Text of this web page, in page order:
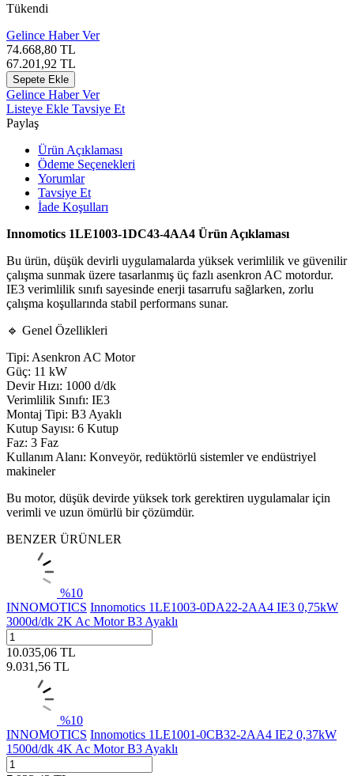
Tükendi
Gelince Haber Ver
74.668,80 TL
67.201,92 TL
Sepete Ekle
Gelince Haber Ver
Listeye Ekle Tavsiye Et
Paylaş
Ürün Açıklaması
Ödeme Seçenekleri
Yorumlar
Tavsiye Et
İade Koşulları
Innomotics 1LE1003-1DC43-4AA4 Ürün Açıklaması
Bu ürün, düşük devirli uygulamalarda yüksek verimlilik ve güvenilir
çalışma sunmak üzere tasarlanmış üç fazlı asenkron AC motordur.
IE3 verimlilik sınıfı sayesinde enerji tasarrufu sağlarken, zorlu
çalışma koşullarında stabil performans sunar.
🔹 Genel Özellikleri
Tipi: Asenkron AC Motor
Güç: 11 kW
Devir Hızı: 1000 d/dk
Verimlilik Sınıfı: IE3
Montaj Tipi: B3 Ayaklı
Kutup Sayısı: 6 Kutup
Faz: 3 Faz
Kullanım Alanı: Konveyör, redüktörlü sistemler ve endüstriyel
makineler
Bu motor, düşük devirde yüksek tork gerektiren uygulamalar için
verimli ve uzun ömürlü bir çözümdür.
BENZER ÜRÜNLER
%10
INNOMOTICS Innomotics 1LE1003-0DA22-2AA4 IE3 0,75kW
3000d/dk 2K Ac Motor B3 Ayaklı
10.035,06 TL
9.031,56 TL
%10
INNOMOTICS Innomotics 1LE1001-0CB32-2AA4 IE2 0,37kW
1500d/dk 4K Ac Motor B3 Ayaklı